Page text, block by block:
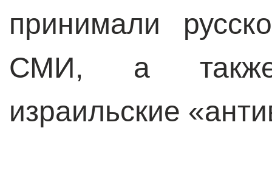
принимали
СМИ, а
израильские